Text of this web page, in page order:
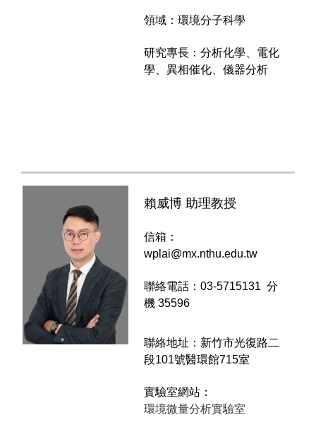
領域：環境分子科學
研究專長：分析化學、電化
學、異相催化、儀器分析
賴威博 助理教授
信箱：
wplai@mx.nthu.edu.tw
聯絡電話： 03-5715131 分
機 35596
聯絡地址：新竹市光復路二
段101號醫環館715室
實驗室網站 ：
環境微量分析實驗室